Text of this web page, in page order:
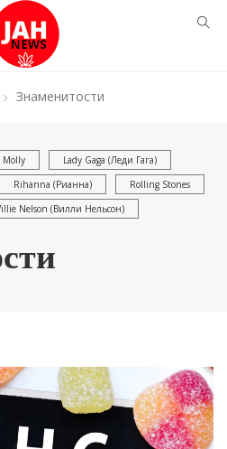
Знаменитости
Molly
Lady Gaga (Леди Гага)
Rihanna (Рианна)
Rolling Stones
Nelson (Вилли Нельсон)